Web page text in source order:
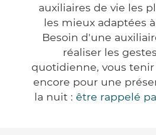
auxiliaires de vie les
les mieux adaptées
Besoin d'une
réaliser les
quotidienne, vous
encore pour une
la nuit : être rappelé